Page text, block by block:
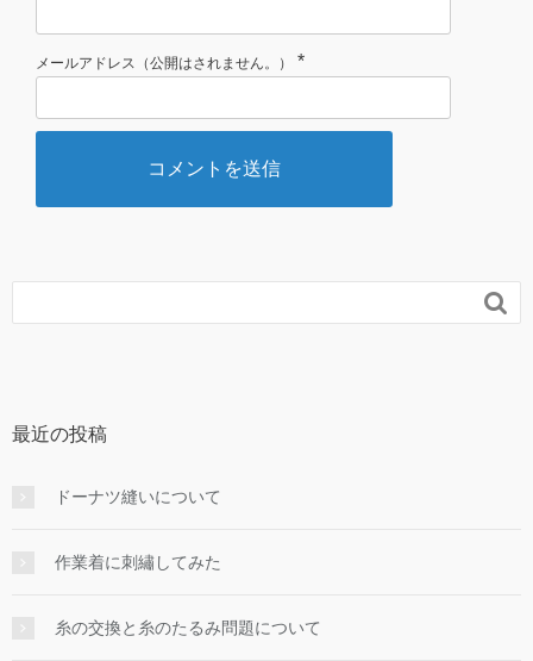
メールアドレス（公開はされません。） *

最近の投稿
ドーナツ縫いについて
作業着に刺繡してみた
糸の交換と糸のたるみ問題について